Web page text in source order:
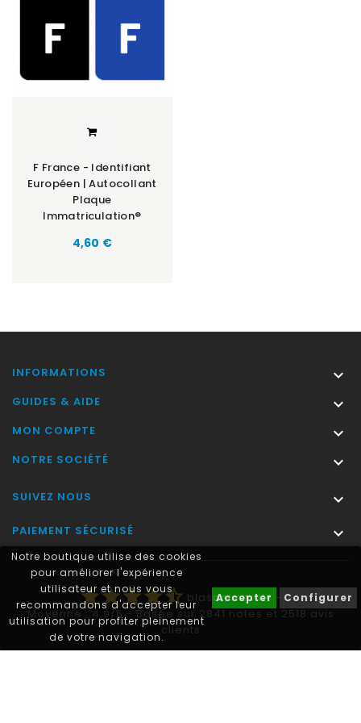
Notre boutique utilise des cookies
pour améliorer l'expérience
utilisateur et nous vous
recommandons d'accepter leur
utilisation pour profiter pleinement
de votre navigation.
Accepter Configurer
F France - Identifiant
Européen | Autocollant
Plaque
Immatriculation®
Prix
4,60 €
INFORMATIONS 
GUIDES & AIDE 
MON COMPTE 
NOTRE SOCIÉTÉ 
SUIVEZ NOUS 
PAIEMENT SÉCURISÉ 
starstarstarstarstar_half blasonimmat® -
Moyenne :4.9/5- Basée sur 2841notes et2518avis
clients